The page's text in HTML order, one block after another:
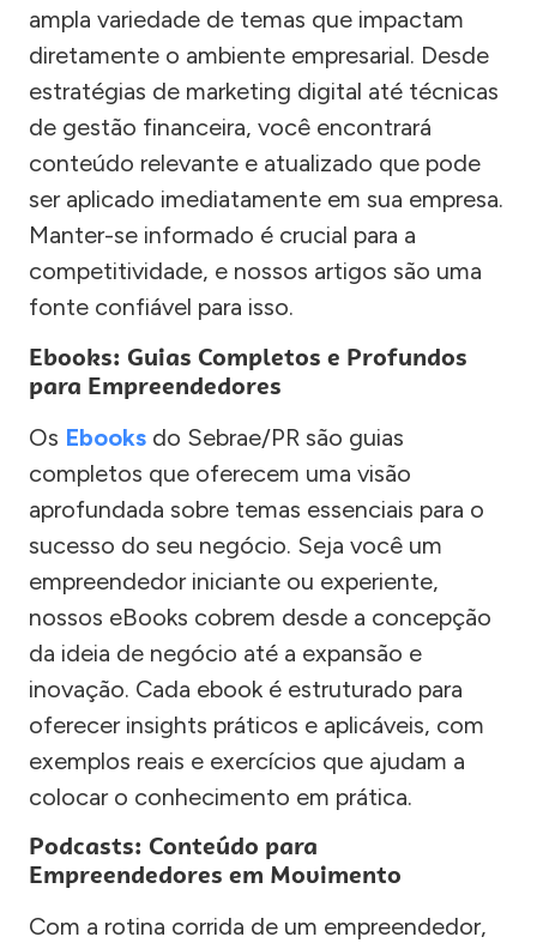
ampla variedade de temas que impactam
diretamente o ambiente empresarial. Desde
estratégias de marketing digital até técnicas
de gestão financeira, você encontrará
conteúdo relevante e atualizado que pode
ser aplicado imediatamente em sua empresa.
Manter-se informado é crucial para a
competitividade, e nossos artigos são uma
fonte confiável para isso.
Ebooks: Guias Completos e Profundos
para Empreendedores
Os Ebooks do Sebrae/PR são guias
completos que oferecem uma visão
aprofundada sobre temas essenciais para o
sucesso do seu negócio. Seja você um
empreendedor iniciante ou experiente,
nossos eBooks cobrem desde a concepção
da ideia de negócio até a expansão e
inovação. Cada ebook é estruturado para
oferecer insights práticos e aplicáveis, com
exemplos reais e exercícios que ajudam a
colocar o conhecimento em prática.
Podcasts: Conteúdo para
Empreendedores em Movimento
Com a rotina corrida de um empreendedor,